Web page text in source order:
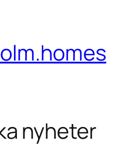
nyheter